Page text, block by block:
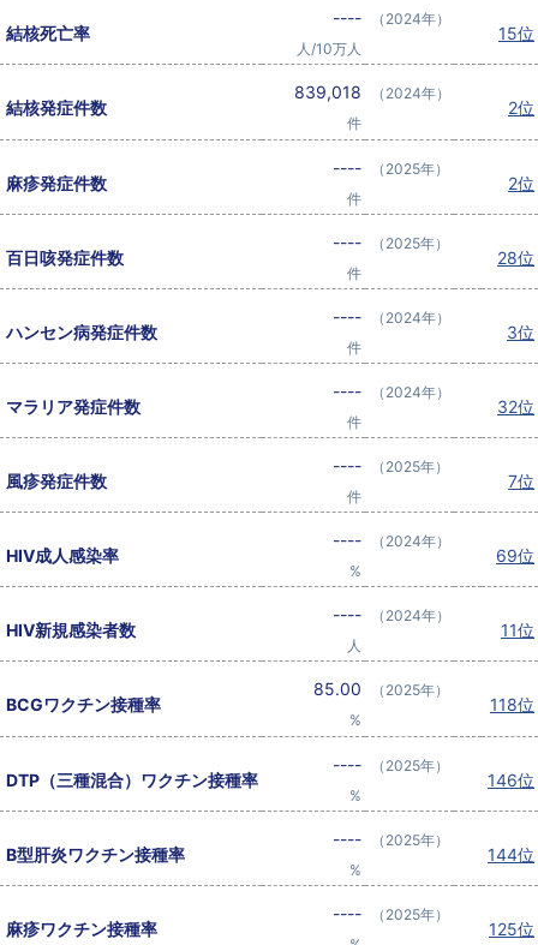
結核死亡率
----
人/10万人
（2024年）
15位
結核発症件数
839,018
件
（2024年）
2位
麻疹発症件数
----
件
（2025年）
2位
百日咳発症件数
----
件
（2025年）
28位
ハンセン病発症件数
----
件
（2024年）
3位
マラリア発症件数
----
件
（2024年）
32位
風疹発症件数
----
件
（2025年）
7位
HIV成人感染率
----
%
（2024年）
69位
HIV新規感染者数
----
人
（2024年）
11位
BCGワクチン接種率
85.00
%
（2025年）
118位
DTP（三種混合）ワクチン接種率
----
%
（2025年）
146位
B型肝炎ワクチン接種率
----
%
（2025年）
144位
麻疹ワクチン接種率
---- （2025年）
125位